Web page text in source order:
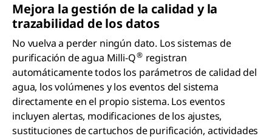
Mejora la gestión de la calidad y la
trazabilidad de los datos
No vuelva a perder ningún dato. Los sistemas de
purificación de agua Milli-Q® registran
automáticamente todos los parámetros de calidad del
agua, los volúmenes y los eventos del sistema
directamente en el propio sistema. Los eventos
incluyen alertas, modificaciones de los ajustes,
sustituciones de cartuchos de purificación, actividades